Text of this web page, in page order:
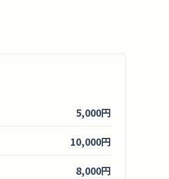
5,000円
10,000円
8,000円